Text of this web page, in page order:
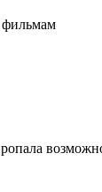
фильмам